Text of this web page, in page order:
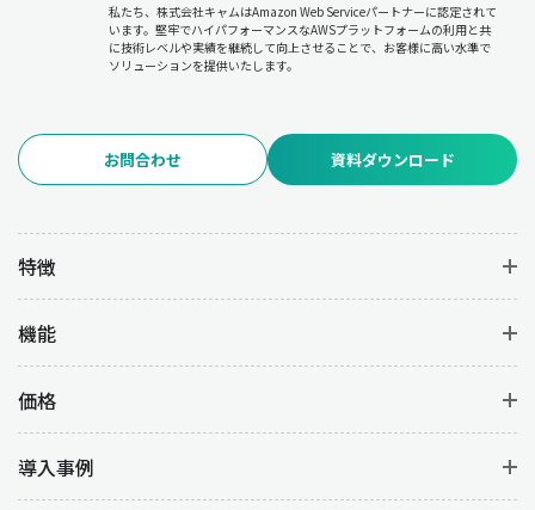
私たち、株式会社キャムはAmazon Web Serviceパートナーに認定されて
います。堅牢でハイパフォーマンスなAWSプラットフォームの利用と共
に技術レベルや実績を継続して向上させることで、お客様に高い水準で
ソリューションを提供いたします。
お問合わせ 資料ダウンロード
特徴
機能
価格
導入事例